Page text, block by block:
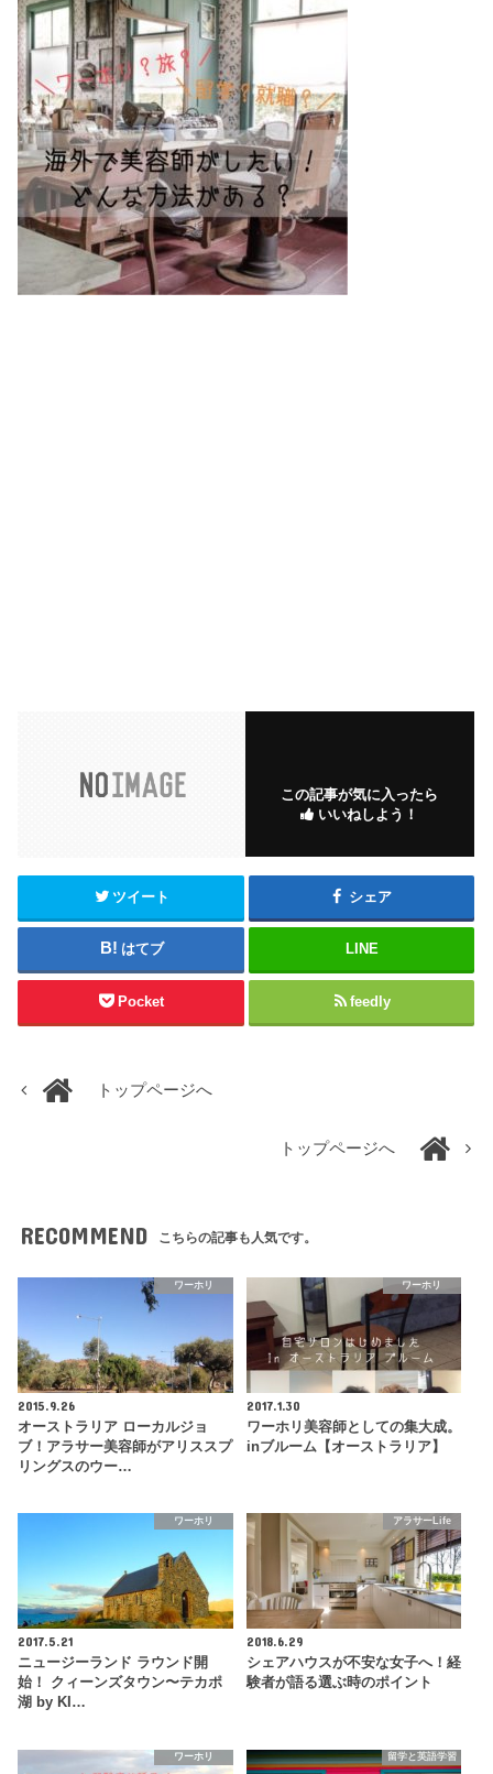
この記事が気に入ったら
いいねしよう！
ツイート シェア
はてブ LINE
Pocket feedly
トップページへ
トップページへ
RECOMMEND こちらの記事も人気です。
ワーホリ
2015.9.26
オーストラリア ローカルジョ
ブ！アラサー美容師がアリススプ
リングスのウー…
ワーホリ
2017.1.30
ワーホリ美容師としての集大成。
inブルーム【オーストラリア】
ワーホリ
2017.5.21
ニュージーランド ラウンド開
始！ クィーンズタウン〜テカポ
湖 by KI…
アラサーLife
2018.6.29
シェアハウスが不安な女子へ！経
験者が語る選ぶ時のポイント
ワーホリ 留学と英語学習